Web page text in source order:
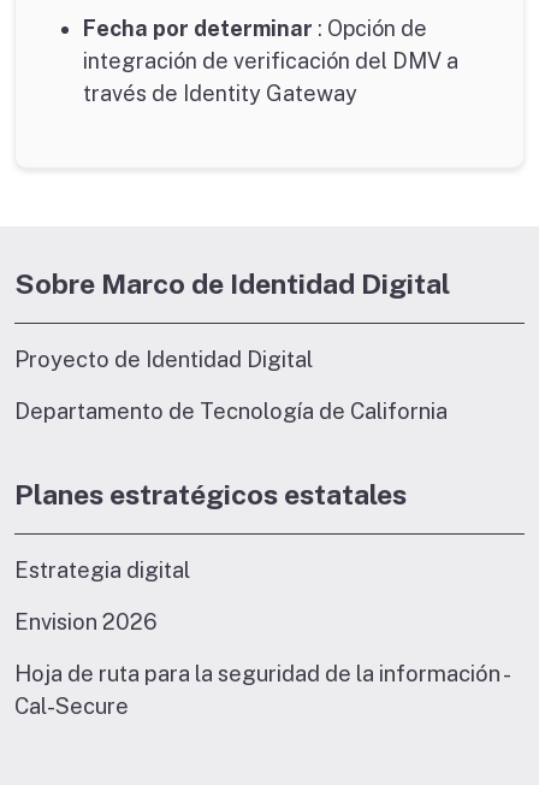
Fecha por determinar : Opción de
integración de verificación del DMV a
través de Identity Gateway
Sobre Marco de Identidad Digital
Proyecto de Identidad Digital
Departamento de Tecnología de California
Planes estratégicos estatales
Estrategia digital
Envision 2026
Hoja de ruta para la seguridad de la información -
Cal-Secure